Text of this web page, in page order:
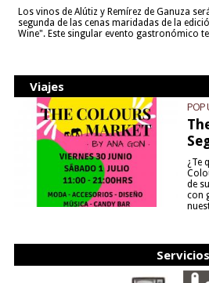
Los vinos de Alútiz y Remírez de Ganuza
segunda de las cenas maridadas de la
Wine". Este singular evento gastronómico
Viajes
POP
¿Te
de
con
Servicios